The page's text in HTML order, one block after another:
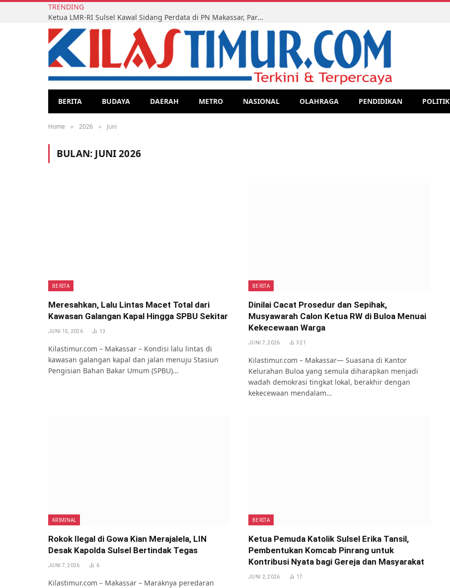
TRENDING
Ketua LMR-RI Sulsel Kawal Sidang Perdata di PN Makassar, Para Ahli Waris Tegaskan Perjuangan Hak Lewat Jalur Legal
BERITA BUDAYA DAERAH METRO NASIONAL OLAHRAGA PENDIDIKAN POLITIK
Home » 2026 » Juni
BULAN: JUNI 2026
BERITA
Meresahkan, Lalu Lintas Macet Total dari
Kawasan Galangan Kapal Hingga SPBU Sekitar
JUNI 15, 2026 13
Kilastimur.com – Makassar – Kondisi lalu lintas di
kawasan galangan kapal dan jalan menuju Stasiun
Pengisian Bahan Bakar Umum (SPBU)…
BERITA
Dinilai Cacat Prosedur dan Sepihak,
Musyawarah Calon Ketua RW di Buloa Menuai
Kekecewaan Warga
JUNI 7, 2026 321
Kilastimur.com – Makassar— Suasana di Kantor
Kelurahan Buloa yang semula diharapkan menjadi
wadah demokrasi tingkat lokal, berakhir dengan
kekecewaan mendalam…
KRIMINAL
Rokok Ilegal di Gowa Kian Merajalela, LIN
Desak Kapolda Sulsel Bertindak Tegas
JUNI 7, 2026 6
Kilastimur.com – Makassar – Maraknya peredaran
BERITA
Ketua Pemuda Katolik Sulsel Erika Tansil,
Pembentukan Komcab Pinrang untuk
Kontribusi Nyata bagi Gereja dan Masyarakat
JUNI 2, 2026 17